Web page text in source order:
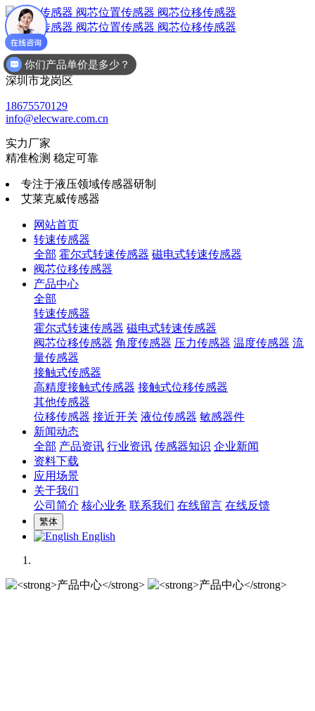
广东省
深圳市龙岗区
18675570129
info@elecware.com.cn
实力厂家
精准检测 稳定可靠
专注于液压领域传感器研制
艾莱克威传感器
网站首页
转速传感器
全部 霍尔式转速传感器 磁电式转速传感器
阀芯位移传感器
产品中心
全部
转速传感器
霍尔式转速传感器 磁电式转速传感器
阀芯位移传感器 角度传感器 压力传感器 温度传感器 流
量传感器
接触式传感器
高精度接触式传感器 接触式位移传感器
其他传感器
位移传感器 接近开关 液位传感器 敏感器件
新闻动态
全部 产品资讯 行业资讯 传感器知识 企业新闻
资料下载
应用场景
关于我们
公司简介 核心业务 联系我们 在线留言 在线反馈
繁体
English
可以介绍下你们的产品么
你们产品单价是多少？